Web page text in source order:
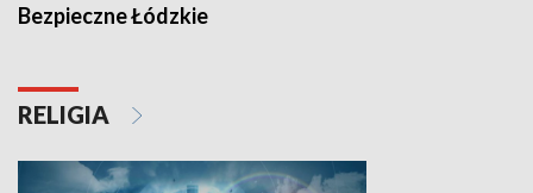
Bezpieczne Łódzkie
RELIGIA